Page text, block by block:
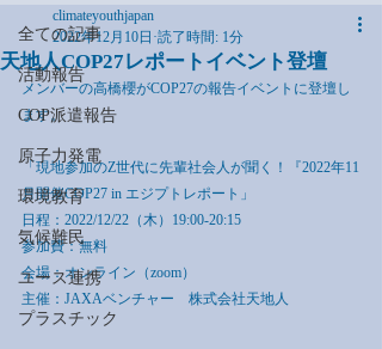
全ての記事
活動報告
COP派遣報告
原子力発電
環境教育
気候難民
ユース連携
プラスチック
天地人COP27レポートイベント登壇
climateyouthjapan
2022年12月10日 読了時間: 1分
メンバーの高橋櫻がCOP27の報告イベントに登壇し
ます。
「現地参加のZ世代に先輩社会人が聞く！『2022年11
月開催COP27 in エジプトレポート」
日程：2022/12/22（木）19:00-20:15
参加費：無料
会場：オンライン（zoom）
主催：JAXAベンチャー　株式会社天地人